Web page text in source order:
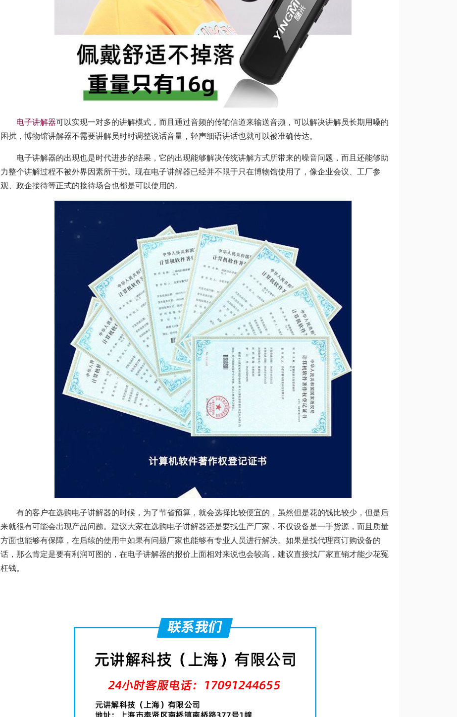
电子讲解器可以实现一对多的讲解模式，而且通过音频的传输信道来输送音频，可以解决讲解员长期用嗓的
困扰，博物馆讲解器不需要讲解员时时调整说话音量，轻声细语讲话也就可以被准确传达。
电子讲解器的出现也是时代进步的结果，它的出现能够解决传统讲解方式所带来的噪音问题，而且还能够助
力整个讲解过程不被外界因素所干扰。现在电子讲解器已经并不限于只在博物馆使用了，像企业会议、工厂参
观、政企接待等正式的接待场合也都是可以使用的。
有的客户在选购电子讲解器的时候，为了节省预算，就会选择比较便宜的，虽然但是花的钱比较少，但是后
来就很有可能会出现产品问题。建议大家在选购电子讲解器还是要找生产厂家，不仅设备是一手货源，而且质量
方面也能够有保障，在后续的使用中如果有问题厂家也能够有专业人员进行解决。如果是找代理商订购设备的
话，那么肯定是要有利润可图的，在电子讲解器的报价上面相对来说也会较高，建议直接找厂家直销才能少花冤
枉钱。